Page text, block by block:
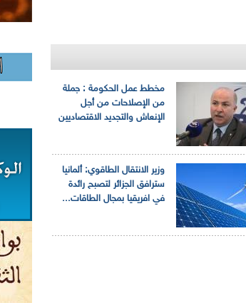
مخطط عمل الحكومة : جملة
من الإصلاحات من أجل
الإنعاش والتجديد الاقتصاديين
وزير الانتقال الطاقوي: ألمانيا
سترافق الجزائر لتصبح رائدة
في افريقيا بمجال الطاقات...